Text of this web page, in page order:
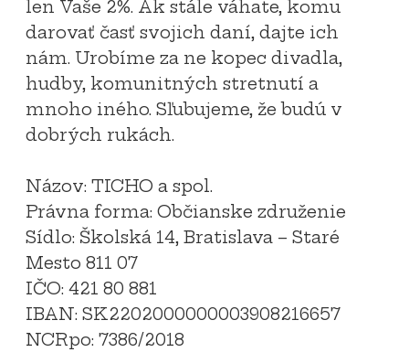
len Vaše 2%. Ak stále váhate, komu
darovať časť svojich daní, dajte ich
nám. Urobíme za ne kopec divadla,
hudby, komunitných stretnutí a
mnoho iného. Sľubujeme, že budú v
dobrých rukách.
Názov: TICHO a spol.
Právna forma: Občianske združenie
Sídlo: Školská 14, Bratislava – Staré
Mesto 811 07
IČO: 421 80 881
IBAN: SK2202000000003908216657
NCRpo: 7386/2018